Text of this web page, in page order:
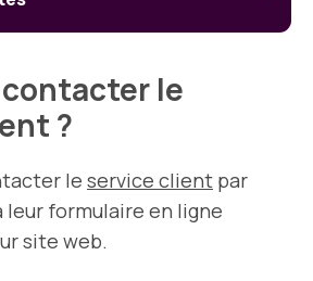
le
?
le service client par
formulaire en ligne
site web.